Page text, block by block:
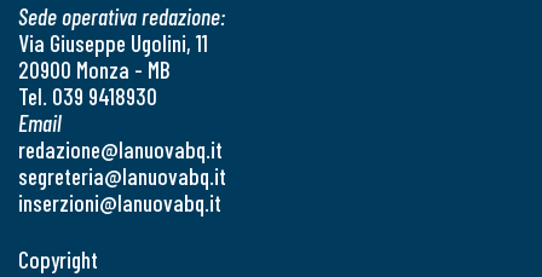
Sede operativa redazione:
Via Giuseppe Ugolini, 11
20900 Monza - MB
Tel. 039 9418930
Email
redazione@lanuovabq.it
segreteria@lanuovabq.it
inserzioni@lanuovabq.it
Copyright